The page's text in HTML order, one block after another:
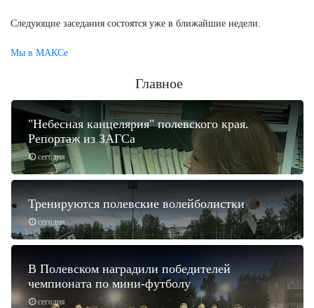
Следующие заседания состоятся уже в ближайшие недели.
Мы в МАКСе
Главное
сегодня
"Небесная канцелярия" полевского края.
Репортаж из ЗАГСа
сегодня
Тренируются полевские волейболистки
сегодня
В Полевском наградили победителей
чемпионата по мини-футболу